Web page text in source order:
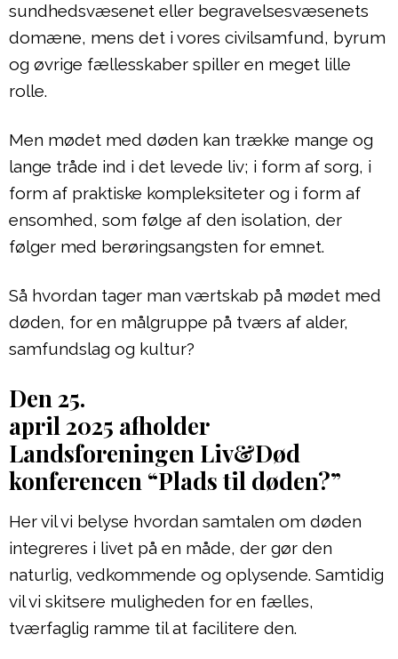
sundhedsvæsenet eller begravelsesvæsenets
domæne, mens det i vores civilsamfund, byrum
og øvrige fællesskaber spiller en meget lille
rolle.
Men mødet med døden kan trække mange og
lange tråde ind i det levede liv; i form af sorg, i
form af praktiske kompleksiteter og i form af
ensomhed, som følge af den isolation, der
følger med berøringsangsten for emnet.
Så hvordan tager man værtskab på mødet med
døden, for en målgruppe på tværs af alder,
samfundslag og kultur?
Den 25.
april 2025 afholder
Landsforeningen Liv&Død
konferencen “Plads til døden?”
Her vil vi belyse hvordan samtalen om døden
integreres i livet på en måde, der gør den
naturlig, vedkommende og oplysende. Samtidig
vil vi skitsere muligheden for en fælles,
tværfaglig ramme til at facilitere den.